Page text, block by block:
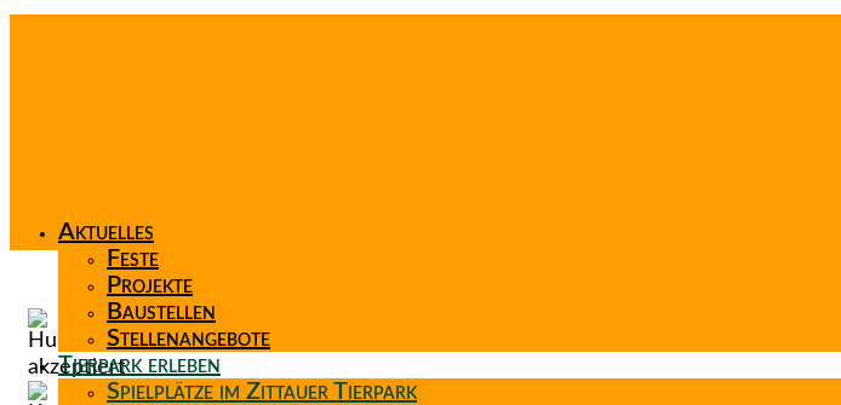
Aktuelles
Feste
Projekte
Baustellen
Stellenangebote
Tierpark erleben
Spielplätze im Zittauer Tierpark